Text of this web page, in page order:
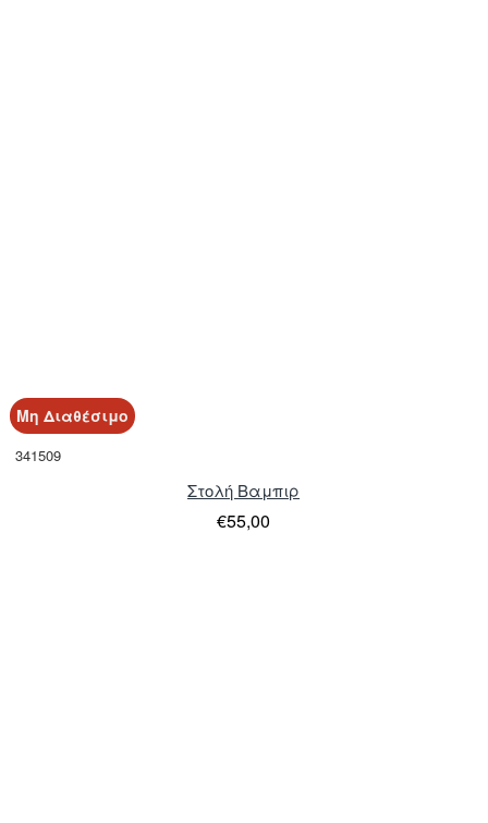
Μη Διαθέσιμο
341509
Στολή Βαμπιρ
€55,00